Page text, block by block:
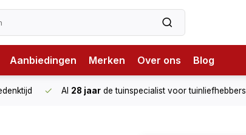
Aanbiedingen Merken Over ons Blog
Al 28 jaar de tuinspecialist voor tuinliefhebbers